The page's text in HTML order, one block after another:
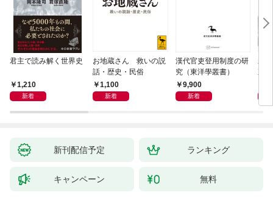
君主で読み解く世界史
1,210
新着
お地蔵さん 救いの説
話・歴史・民俗
1,100
新着
漢代官吏登用制度の研
究（東洋學叢書）
9,900
新着
親
直
新刊配信予定 ランキング
キャンペーン 無料